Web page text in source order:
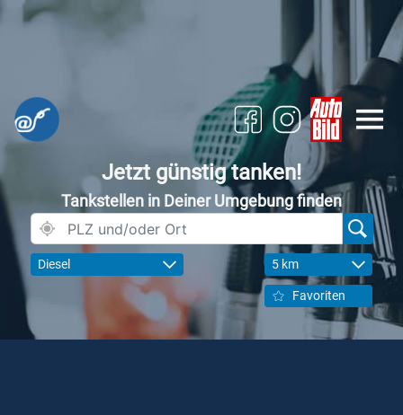
Jetzt günstig tanken!
Tankstellen in Deiner Umgebung finden
Diesel 5 km
Favoriten